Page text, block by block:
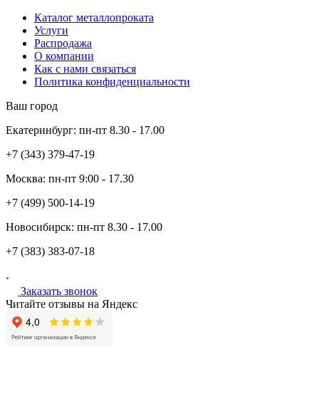
Каталог металлопроката
Услуги
Распродажа
О компании
Как с нами связаться
Политика конфиденциальности
Ваш город
Екатеринбург: пн-пт 8.30 - 17.00
+7 (343) 379-47-19
Москва: пн-пт 9:00 - 17.30
+7 (499) 500-14-19
Новосибирск: пн-пт 8.30 - 17.00
+7 (383) 383-07-18
Заказать звонок
Читайте отзывы на Яндекс